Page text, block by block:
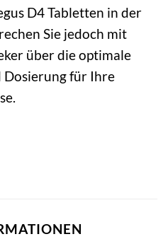
D4 Tabletten in der
Sie jedoch mit
über die optimale
Dosierung für Ihre